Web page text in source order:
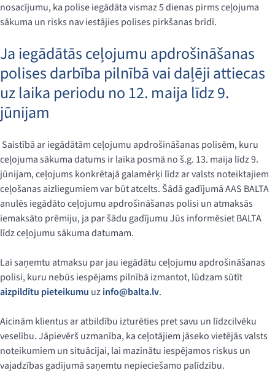
nosacījumu, ka polise iegādāta vismaz 5 dienas pirms ceļojuma
sākuma un risks nav iestājies polises pirkšanas brīdī.
Ja iegādātās ceļojumu apdrošināšanas
polises darbība pilnībā vai daļēji attiecas
uz laika periodu no 12. maija līdz 9.
jūnijam
Saistībā ar iegādātām ceļojumu apdrošināšanas polisēm, kuru
ceļojuma sākuma datums ir laika posmā no š.g. 13. maija līdz 9.
jūnijam, ceļojums konkrētajā galamērķi līdz ar valsts noteiktajiem
ceļošanas aizliegumiem var būt atcelts. Šādā gadījumā AAS BALTA
anulēs iegādāto ceļojumu apdrošināšanas polisi un atmaksās
iemaksāto prēmiju, ja par šādu gadījumu Jūs informēsiet BALTA
līdz ceļojumu sākuma datumam.
Lai saņemtu atmaksu par jau iegādātu ceļojumu apdrošināšanas
polisi, kuru nebūs iespējams pilnībā izmantot, lūdzam sūtīt
aizpildītu pieteikumu uzinfo@balta.lv.
Aicinām klientus ar atbildību izturēties pret savu un līdzcilvēku
veselību. Jāpievērš uzmanība, ka ceļotājiem jāseko vietējās valsts
noteikumiem un situācijai, lai mazinātu iespējamos riskus un
vajadzības gadījumā saņemtu nepieciešamo palīdzību.